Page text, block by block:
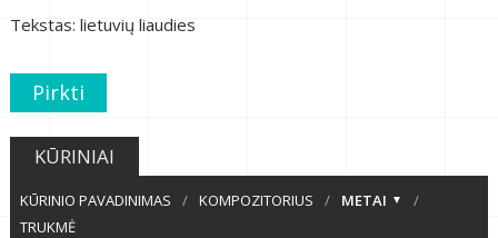
Tekstas: lietuvių liaudies
Pirkti
KŪRINIAI
KŪRINIO PAVADINIMAS / KOMPOZITORIUS / METAI
/
TRUKMĖ